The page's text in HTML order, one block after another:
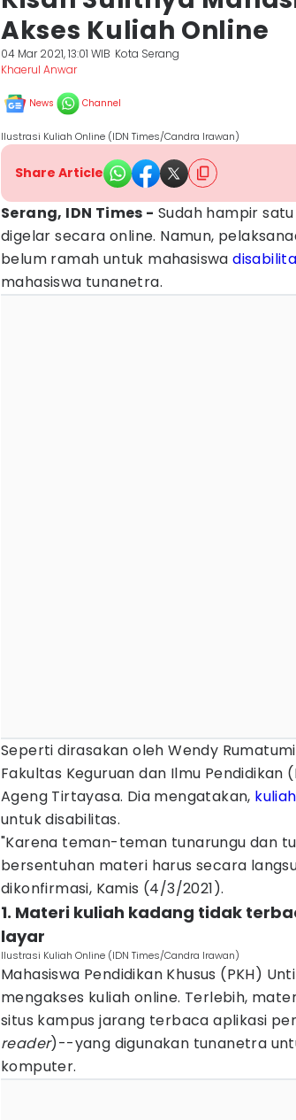
Akses Kuliah Online
04 Mar 2021, 13:01 WIB Kota Serang
Khaerul Anwar
News Channel
Ilustrasi Kuliah Online (IDN Times/Candra Irawan)
Share Article
Serang, IDN Times - Sudah hampir
digelar secara online. Namun,
belum ramah untuk mahasiswa
mahasiswa tunanetra.
Seperti dirasakan oleh Wendy
Fakultas Keguruan dan Ilmu Pendidikan
Ageng Tirtayasa. Dia mengatakan, kuliah
untuk disabilitas.
"Karena teman-teman tunarungu dan
bersentuhan materi harus secara
dikonfirmasi, Kamis (4/3/2021).
1. Materi kuliah kadang tidak
layar
Ilustrasi Kuliah Online (IDN Times/Candra Irawan)
Mahasiswa Pendidikan Khusus (PKH)
mengakses kuliah online. Terlebih,
situs kampus jarang terbaca aplikasi
reader)--yang digunakan tunanetra
komputer.